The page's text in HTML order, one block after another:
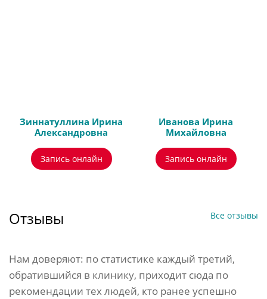
Зиннатуллина Ирина
Александровна
Запись онлайн
Иванова Ирина
Михайловна
Запись онлайн
Отзывы Все отзывы
Нам доверяют: по статистике каждый третий,
обратившийся в клинику, приходит сюда по
рекомендации тех людей, кто ранее успешно